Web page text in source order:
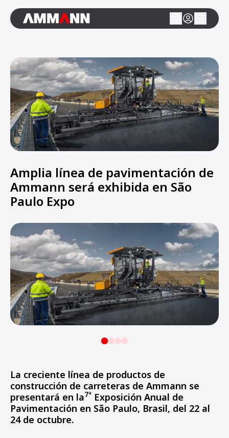
Amplia línea de pavimentación de
Ammann será exhibida en São
Paulo Expo
La creciente línea de productos de
construcción de carreteras de Ammann se
presentará en la7ª Exposición Anual de
Pavimentación en São Paulo, Brasil, del 22 al
24 de octubre.